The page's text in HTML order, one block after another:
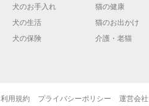
犬のお手入れ
犬の生活
犬の保険
猫の健康
猫のお出かけ
介護・老猫
利用規約 プライバシーポリシー 運営会社